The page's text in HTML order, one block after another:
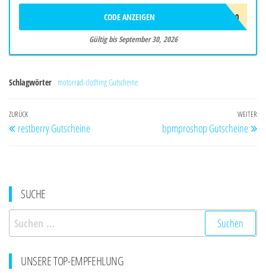
BALAFF510
CODE ANZEIGEN
Gültig bis September 30, 2026
Schlagwörter motorrad-clothing Gutscheine
Beitragsnavigation
Vorheriger
Beitrag
ZURÜCK
restberry Gutscheine
WEITER
bpmproshop Gutscheine
SUCHE
Suchen
nach:
UNSERE TOP-EMPFEHLUNG